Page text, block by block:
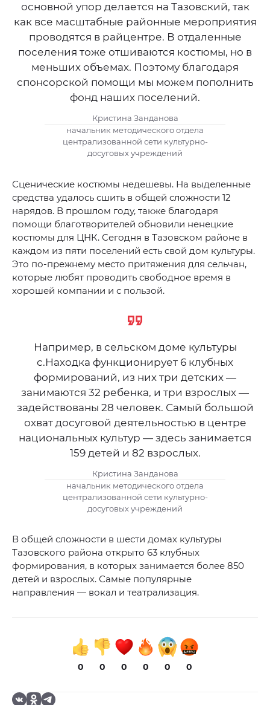
основной упор делается на Тазовский, так
как все масштабные районные мероприятия
проводятся в райцентре. В отдаленные
поселения тоже отшиваются костюмы, но в
меньших объемах. Поэтому благодаря
спонсорской помощи мы можем пополнить
фонд наших поселений.
Кристина Занданова
начальник методического отдела
централизованной сети культурно-
досуговых учреждений
Сценические костюмы недешевы. На выделенные
средства удалось сшить в общей сложности 12
нарядов. В прошлом году, также благодаря
помощи благотворителей обновили ненецкие
костюмы для ЦНК. Сегодня в Тазовском районе в
каждом из пяти поселений есть свой дом культуры.
Это по-прежнему место притяжения для сельчан,
которые любят проводить свободное время в
хорошей компании и с пользой.
Например, в сельском доме культуры
с.Находка функционирует 6 клубных
формирований, из них три детских —
занимаются 32 ребенка, и три взрослых —
задействованы 28 человек. Самый большой
охват досуговой деятельностью в центре
национальных культур — здесь занимается
159 детей и 82 взрослых.
Кристина Занданова
начальник методического отдела
централизованной сети культурно-
досуговых учреждений
В общей сложности в шести домах культуры
Тазовского района открыто 63 клубных
формирования, в которых занимается более 850
детей и взрослых. Самые популярные
направления — вокал и театрализация.
0 0 0 0 0 0